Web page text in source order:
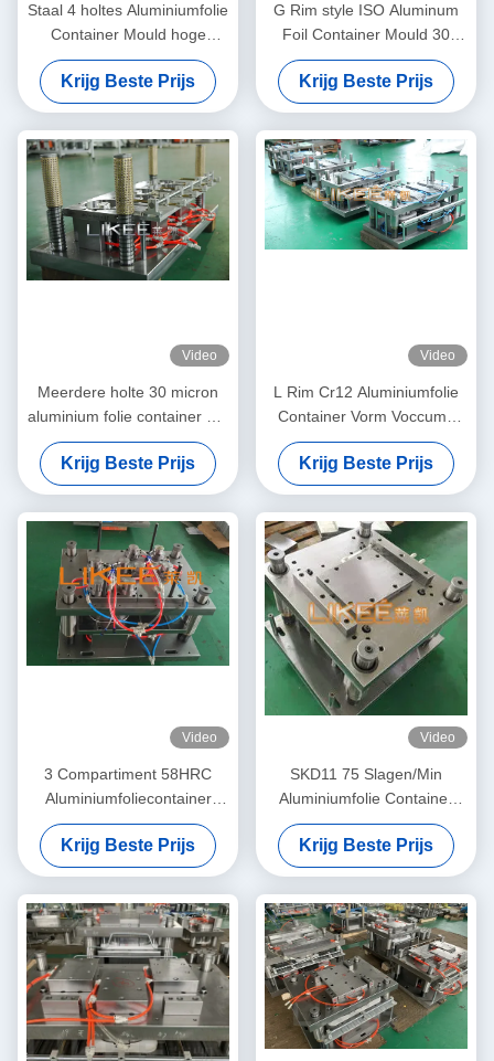
Staal 4 holtes Aluminiumfolie
Container Mould hoge
productiviteit
Krijg Beste Prijs
G Rim style ISO Aluminum
Foil Container Mould 30
Billion Punching Stroke
Krijg Beste Prijs
Video
Meerdere holte 30 micron
aluminium folie container Die
Steel Mould
Krijg Beste Prijs
Video
L Rim Cr12 Aluminiumfolie
Container Vorm Voccume
Warmtebehandeling
Krijg Beste Prijs
Video
3 Compartiment 58HRC
Aluminiumfoliecontainer
Werktuigen Foliecontainer
Schimmel maken
Krijg Beste Prijs
Video
SKD11 75 Slagen/Min
Aluminiumfolie Container
Vorm Plant Oliegesmeerd
Krijg Beste Prijs